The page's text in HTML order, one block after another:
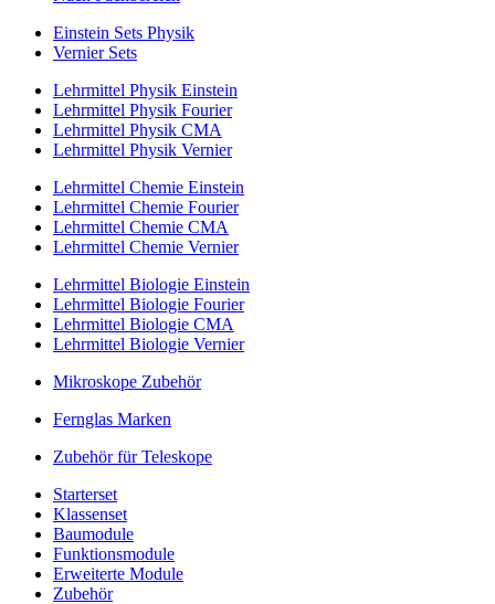
Einstein Sets Physik
Vernier Sets
Lehrmittel Physik Einstein
Lehrmittel Physik Fourier
Lehrmittel Physik CMA
Lehrmittel Physik Vernier
Lehrmittel Chemie Einstein
Lehrmittel Chemie Fourier
Lehrmittel Chemie CMA
Lehrmittel Chemie Vernier
Lehrmittel Biologie Einstein
Lehrmittel Biologie Fourier
Lehrmittel Biologie CMA
Lehrmittel Biologie Vernier
Mikroskope Zubehör
Fernglas Marken
Zubehör für Teleskope
Starterset
Klassenset
Baumodule
Funktionsmodule
Erweiterte Module
Zubehör